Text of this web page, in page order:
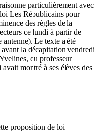
particulièrement avec
Les Républicains pour
des règles de la
ce lundi à partir de
Le texte a été
la décapitation vendredi
du professeur
montré à ses élèves des
proposition de loi